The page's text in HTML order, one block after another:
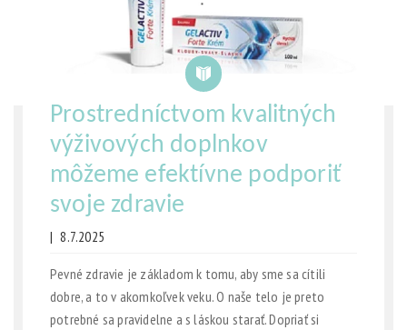
Prostredníctvom kvalitných
výživových doplnkov
môžeme efektívne podporiť
svoje zdravie
| 8.7.2025
Pevné zdravie je základom k tomu, aby sme sa cítili
dobre, a to v akomkoľvek veku. O naše telo je preto
potrebné sa pravidelne a s láskou starať. Dopriať si